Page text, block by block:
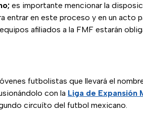
es importante mencionar la
entrar en este proceso y en un acto
afiliados a la FMF estarán
futbolistas que llevará el
con la Liga de Expansión
circuíto del futbol mexicano.